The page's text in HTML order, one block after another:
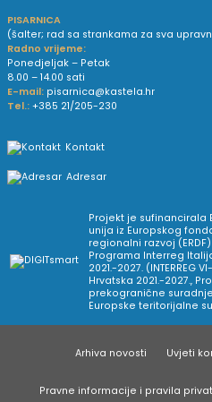
PISARNICA
(šalter; rad sa strankama za sva
Radno vrijeme:
Ponedjeljak – Petak
8.00 – 14.00 sati
E-mail: pisarnica@kastela.hr
Tel.: +385 21/205-230
Kontakt
Adresar
Projekt je sufinancirala
unija iz Europskog
regionalni razvoj
Programa Interreg
2021.-2027. (INTERREG
Hrvatska 2021.-2027.,
prekogranične
Europske teritorijalne
Arhiva novosti Uvjeti
Pravne informacije i pravila